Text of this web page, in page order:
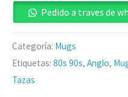
Pedido a traves de
Categoría: Mugs
Etiquetas: 80s 90s, Anglo,
Tazas